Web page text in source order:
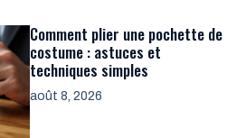
Comment plier une pochette de
costume : astuces et
techniques simples
août 8, 2026